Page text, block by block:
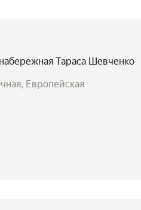
Тараса Шевченко
Европейская